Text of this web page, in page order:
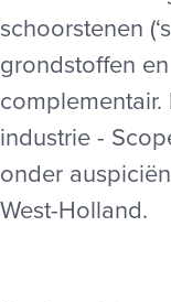
schoorstenen
grondstoffen
industrie -
onder
West-Holland.